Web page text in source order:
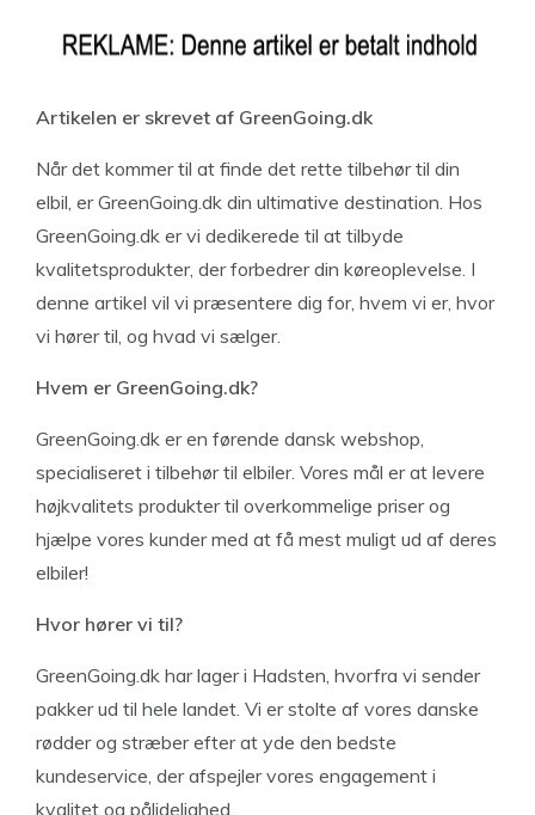
Artikelen er skrevet af GreenGoing.dk
Når det kommer til at finde det rette tilbehør til din
elbil, er GreenGoing.dk din ultimative destination. Hos
GreenGoing.dk er vi dedikerede til at tilbyde
kvalitetsprodukter, der forbedrer din køreoplevelse. I
denne artikel vil vi præsentere dig for, hvem vi er, hvor
vi hører til, og hvad vi sælger.
Hvem er GreenGoing.dk?
GreenGoing.dk er en førende dansk webshop,
specialiseret i tilbehør til elbiler. Vores mål er at levere
højkvalitets produkter til overkommelige priser og
hjælpe vores kunder med at få mest muligt ud af deres
elbiler!
Hvor hører vi til?
GreenGoing.dk har lager i Hadsten, hvorfra vi sender
pakker ud til hele landet. Vi er stolte af vores danske
rødder og stræber efter at yde den bedste
kundeservice, der afspejler vores engagement i
kvalitet og pålidelighed.